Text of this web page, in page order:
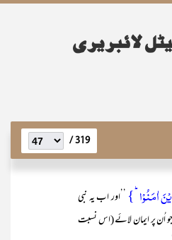
319 /
اٰمَنُوۡا ؕ} ’’اور اب یہ نبی
پر ایمان لائے (اس نسبت